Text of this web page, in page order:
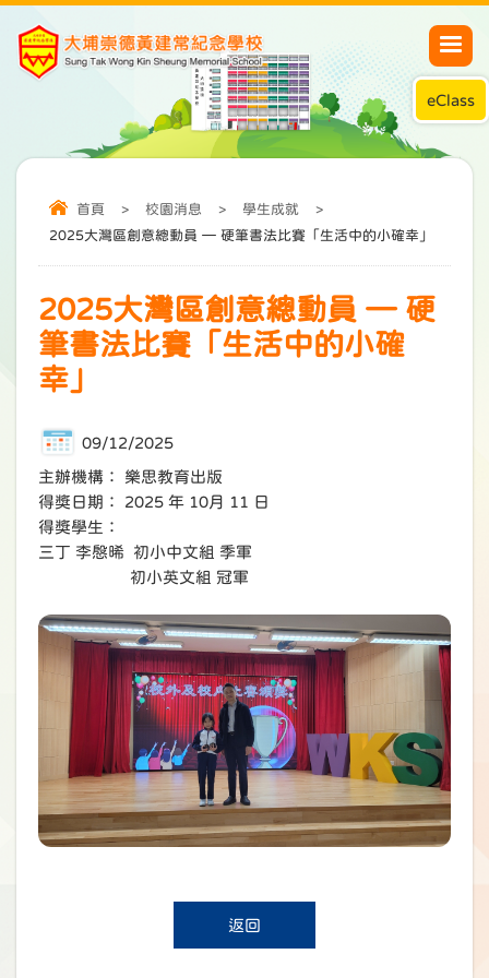
eClass
首頁 > 校園消息 > 學生成就
>
2025大灣區創意總動員 — 硬筆書法比賽「生活中的小確幸」
2025大灣區創意總動員 — 硬
筆書法比賽「生活中的小確
幸」
09/12/2025
主辦機構： 樂思教育出版
得獎日期： 2025 年 10月 11 日
得獎學生：
三丁 李慇晞 初小中文組 季軍
初小英文組 冠軍
返回